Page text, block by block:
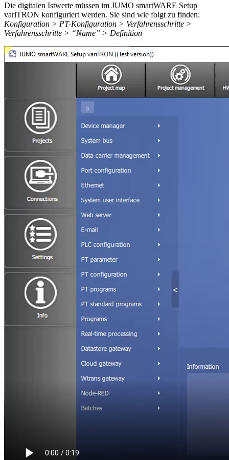
Die digitalen Istwerte müssen im JUMO smartWARE Setup
variTRON konfiguriert werden. Sie sind wie folgt zu finden:
Konfiguration > PT-Konfiguration > Verfahrensschritte >
Verfahrensschritte > “Name” > Definition